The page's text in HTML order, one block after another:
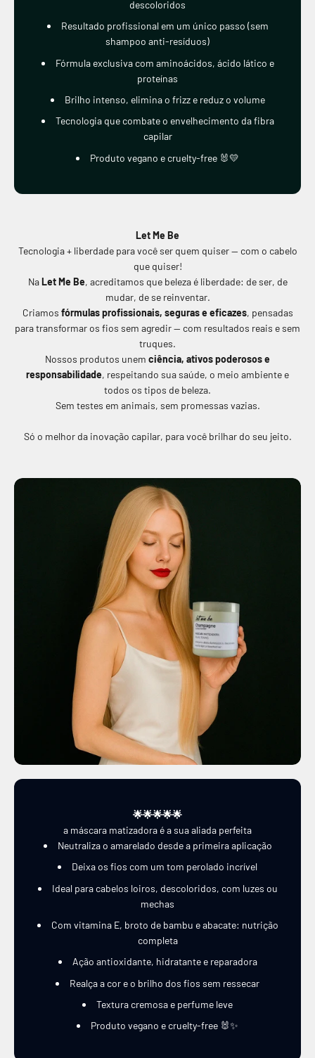
descoloridos
Resultado profissional em um único passo (sem
shampoo anti-resíduos)
Fórmula exclusiva com aminoácidos, ácido lático e
proteínas
Brilho intenso, elimina o frizz e reduz o volume
Tecnologia que combate o envelhecimento da fibra
capilar
Produto vegano e cruelty-free 🐰💛
Let Me Be
Tecnologia + liberdade para você ser quem quiser — com o cabelo
que quiser!
NaLet Me Be, acreditamos que beleza é liberdade: de ser, de
mudar, de se reinventar.
Criamos fórmulas profissionais, seguras e eficazes, pensadas
para transformar os fios sem agredir — com resultados reais e sem
truques.
Nossos produtos unem ciência, ativos poderosos e
responsabilidade, respeitando sua saúde, o meio ambiente e
todos os tipos de beleza.
Sem testes em animais, sem promessas vazias.
Só o melhor da inovação capilar, para você brilhar do seu jeito.
🌟🌟🌟🌟🌟
a máscara matizadora é a sua aliada perfeita
Neutraliza o amarelado desde a primeira aplicação
Deixa os fios com um tom perolado incrível
Ideal para cabelos loiros, descoloridos, com luzes ou
mechas
Com vitamina E, broto de bambu e abacate: nutrição
completa
Ação antioxidante, hidratante e reparadora
Realça a cor e o brilho dos fios sem ressecar
Textura cremosa e perfume leve
Produto vegano e cruelty-free 🐰✨